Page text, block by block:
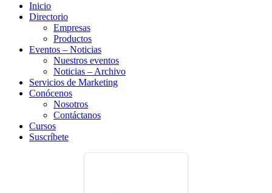
Inicio
Directorio
Empresas
Productos
Eventos – Noticias
Nuestros eventos
Noticias – Archivo
Servicios de Marketing
Conócenos
Nosotros
Contáctanos
Cursos
Suscríbete